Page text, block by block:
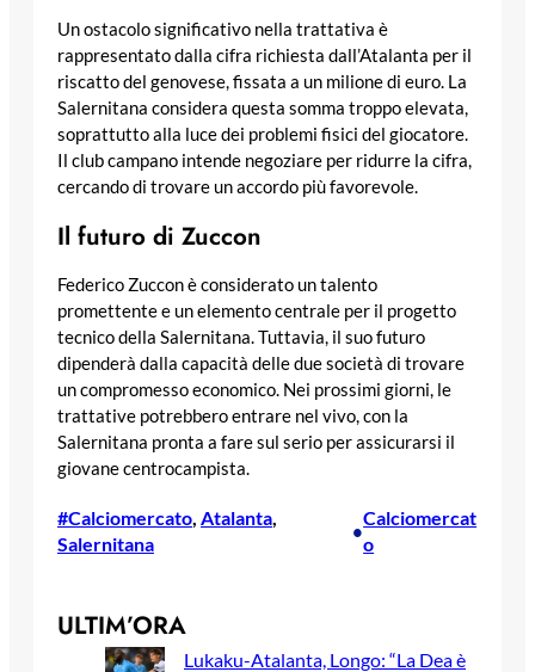
Un ostacolo significativo nella trattativa è
rappresentato dalla cifra richiesta dall’Atalanta per il
riscatto del genovese, fissata a un milione di euro. La
Salernitana considera questa somma troppo elevata,
soprattutto alla luce dei problemi fisici del giocatore.
Il club campano intende negoziare per ridurre la cifra,
cercando di trovare un accordo più favorevole.
Il futuro di Zuccon
Federico Zuccon è considerato un talento
promettente e un elemento centrale per il progetto
tecnico della Salernitana. Tuttavia, il suo futuro
dipenderà dalla capacità delle due società di trovare
un compromesso economico. Nei prossimi giorni, le
trattative potrebbero entrare nel vivo, con la
Salernitana pronta a fare sul serio per assicurarsi il
giovane centrocampista.
#Calciomercato Atalanta
Salernitana
•
Calciomercat
o
ULTIM’ORA
Lukaku-Atalanta, Longo: “La Dea è